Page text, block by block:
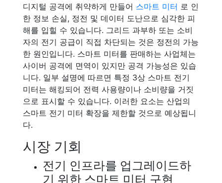
디지털 공격에 취약하게 만들어 스마트 미터 로 인
한 정보 손실, 정전 및 데이터 도난으로 심각한 피
해를 입힐 수 있습니다. 그리드 과부하 또는 소비
자의 전기 공급이 직접 차단되는 것은 정전의 가능
한 원인입니다. 스마트 미터를 판매하는 사업체는
사이버 공격에 면역이 있지만 공격 가능성은 있습
니다. 일부 설명에 따르면 특정 3상 스마트 전기
미터는 해킹되어 전력 사용량이나 소비량을 거짓
으로 표시할 수 있습니다. 이러한 요소는 산업의
스마트 전기 미터 확장을 제한할 것으로 예상됩니
다.
시장 기회
전기 인프라를 업그레이드하
기 위한 스마트 미터 구현